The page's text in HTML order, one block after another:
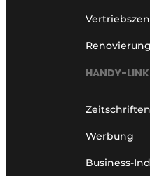
HANDY-
Zeitschriften
Werbung
Business-